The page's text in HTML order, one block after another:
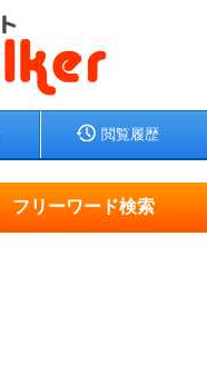
閲覧履歴
フリーワード検索